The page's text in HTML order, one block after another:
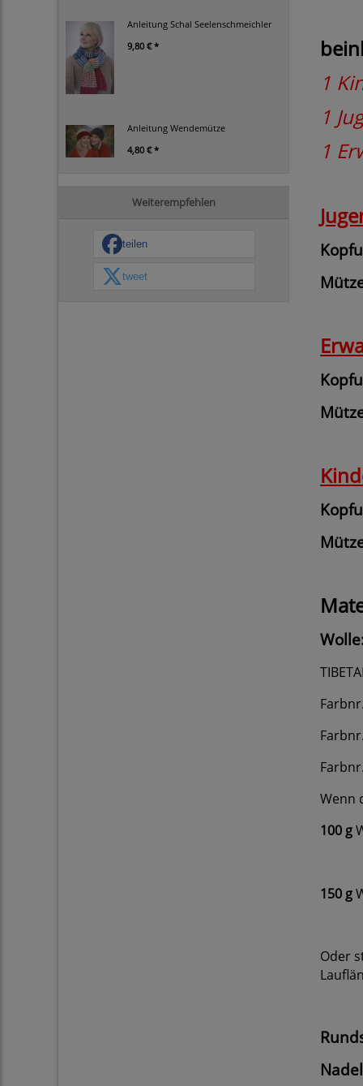
Anleitung Schal Seelenschmeichler
9,80 € *
Anleitung Wendemütze
4,80 € *
Weiterempfehlen
teilen
tweet
1
1
1
Wenn
100 g
150 g
Oder